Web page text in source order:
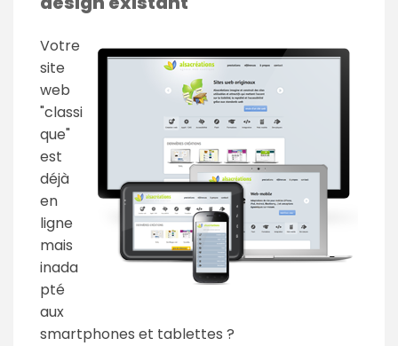
Votre
site
web
"classi
que"
est
déjà
en
ligne
mais
inada
pté
aux
smartphones et tablettes ?